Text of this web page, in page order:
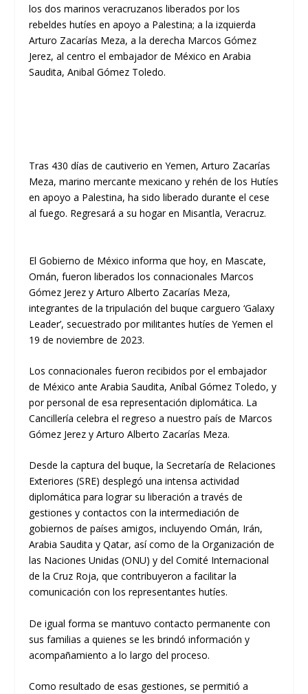
los dos marinos veracruzanos liberados por los
rebeldes hutíes en apoyo a Palestina; a la izquierda
Arturo Zacarías Meza, a la derecha Marcos Gómez
Jerez, al centro el embajador de México en Arabia
Saudita, Anibal Gómez Toledo.
Tras 430 días de cautiverio en Yemen, Arturo Zacarías
Meza, marino mercante mexicano y rehén de los Hutíes
en apoyo a Palestina, ha sido liberado durante el cese
al fuego. Regresará a su hogar en Misantla, Veracruz.
El Gobierno de México informa que hoy, en Mascate,
Omán, fueron liberados los connacionales Marcos
Gómez Jerez y Arturo Alberto Zacarías Meza,
integrantes de la tripulación del buque carguero ‘Galaxy
Leader’, secuestrado por militantes hutíes de Yemen el
19 de noviembre de 2023.
Los connacionales fueron recibidos por el embajador
de México ante Arabia Saudita, Aníbal Gómez Toledo, y
por personal de esa representación diplomática. La
Cancillería celebra el regreso a nuestro país de Marcos
Gómez Jerez y Arturo Alberto Zacarías Meza.
Desde la captura del buque, la Secretaría de Relaciones
Exteriores (SRE) desplegó una intensa actividad
diplomática para lograr su liberación a través de
gestiones y contactos con la intermediación de
gobiernos de países amigos, incluyendo Omán, Irán,
Arabia Saudita y Qatar, así como de la Organización de
las Naciones Unidas (ONU) y del Comité Internacional
de la Cruz Roja, que contribuyeron a facilitar la
comunicación con los representantes hutíes.
De igual forma se mantuvo contacto permanente con
sus familias a quienes se les brindó información y
acompañamiento a lo largo del proceso.
Como resultado de esas gestiones, se permitió a